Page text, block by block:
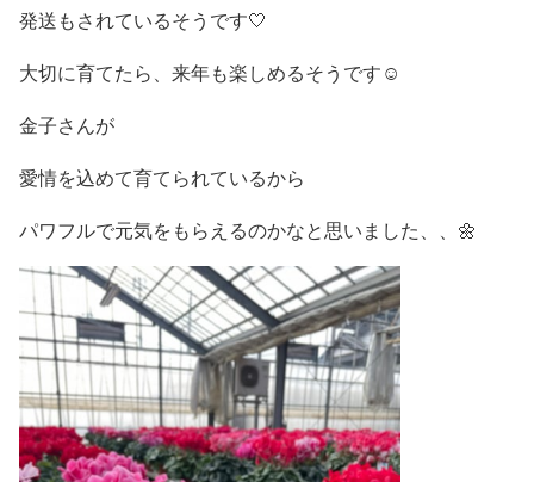
発送もされているそうです🤍
大切に育てたら、来年も楽しめるそうです☺️
金子さんが
愛情を込めて育てられているから
パワフルで元気をもらえるのかなと思いました、、🌼